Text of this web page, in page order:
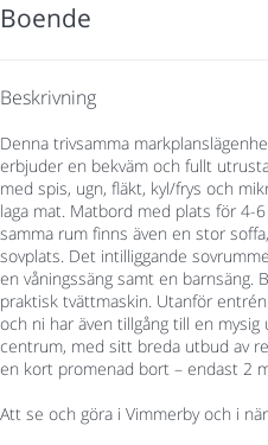
Boende
Beskrivning
Denna trivsamma
erbjuder en bekväm och fullt
med spis, ugn, fläkt, kyl/frys och
laga mat. Matbord med plats för 4-
samma rum finns även en stor
sovplats. Det intilliggande
en våningssäng samt en barnsäng.
praktisk tvättmaskin. Utanför
och ni har även tillgång till en
centrum, med sitt breda utbud av
en kort promenad bort – endast 2
Att se och göra i Vimmerby och i